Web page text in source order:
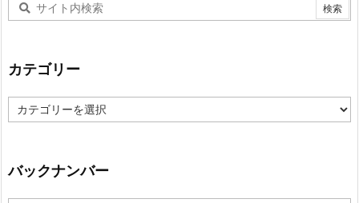
カテゴリー
テ
ー
バックナンバー